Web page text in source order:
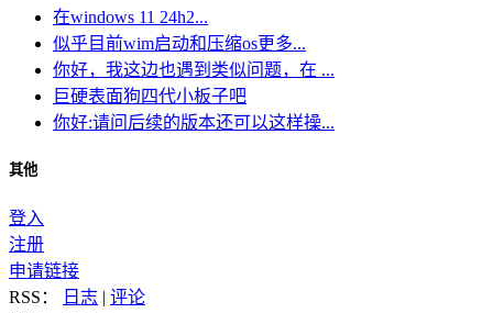
在windows 11 24h2...
似乎目前wim启动和压缩os更多...
你好，我这边也遇到类似问题，在 ...
巨硬表面狗四代小板子吧
你好:请问后续的版本还可以这样操...
其他
登入
注册
申请链接
RSS：
日志 | 评论